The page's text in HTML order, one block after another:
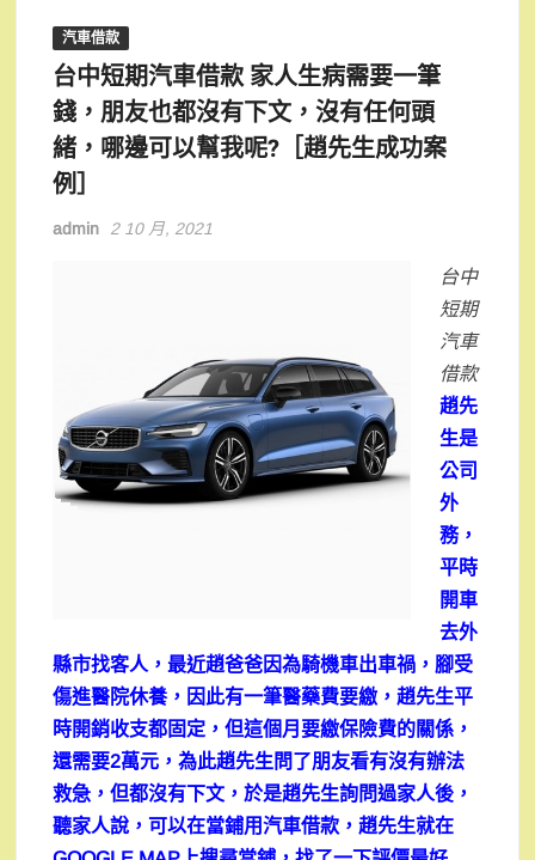
汽車借款
台中短期汽車借款 家人生病需要一筆
錢，朋友也都沒有下文，沒有任何頭
緒，哪邊可以幫我呢?［趙先生成功案
例］
admin 2 10 月, 2021
台中
短期
汽車
借款
趙先
生是
公司
外
務，
平時
開車
去外
縣市找客人，最近趙爸爸因為騎機車出車禍，腳受
傷進醫院休養，因此有一筆醫藥費要繳，趙先生平
時開銷收支都固定，但這個月要繳保險費的關係，
還需要2萬元，為此趙先生問了朋友看有沒有辦法
救急，但都沒有下文，於是趙先生詢問過家人後，
聽家人說，可以在當鋪用汽車借款，趙先生就在